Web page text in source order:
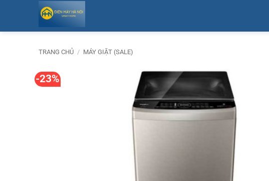
nội
TRANG CHỦ / MÁY GIẶT (SALE)
-23%